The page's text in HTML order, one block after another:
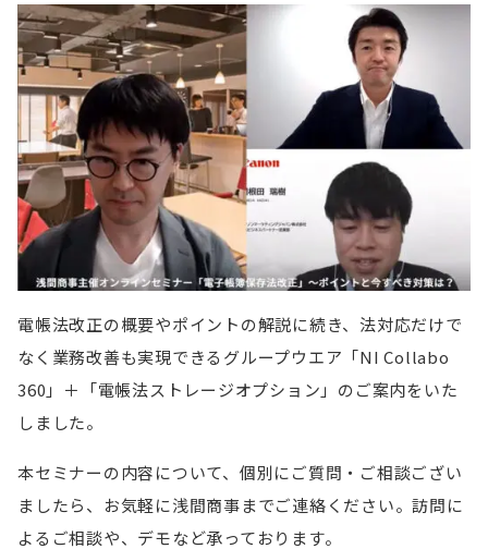
電帳法改正の概要やポイントの解説に続き、法対応だけで
なく業務改善も実現できるグループウエア「NI Collabo
360」＋「電帳法ストレージオプション」のご案内をいた
しました。
本セミナーの内容について、個別にご質問・ご相談ござい
ましたら、お気軽に浅間商事までご連絡ください。訪問に
よるご相談や、デモなど承っております。